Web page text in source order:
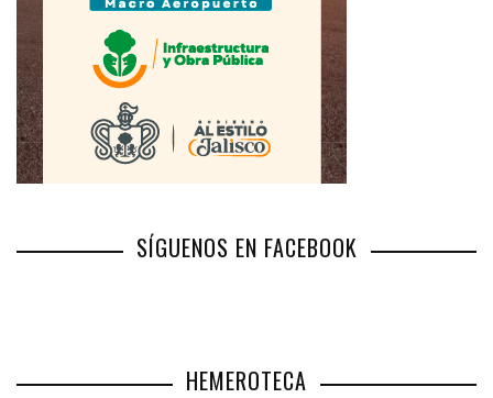
SÍGUENOS EN FACEBOOK
HEMEROTECA